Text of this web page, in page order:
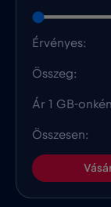
Érvényes:
Összeg:
Ár 1 GB-
Összesen: